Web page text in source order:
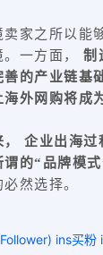
家之所以能
一方面，
制
的产业链基
外网购将成
， 企业出海过
的“品牌模式
然选择。
ins买粉